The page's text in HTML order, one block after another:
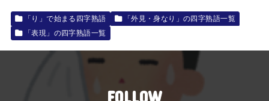
「り」で始まる四字熟語
「外見・身なり」の四字熟語一覧
「表現」の四字熟語一覧